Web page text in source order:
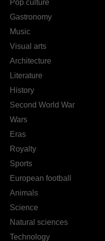
Pop culture
Gastronomy
Music
Visual arts
Architecture
Literature
History
Second World War
Wars
Eras
Royalty
Sports
European football
Animals
Science
Natural sciences
Technology